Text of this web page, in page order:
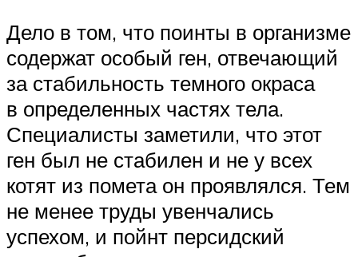
Дело в том, что поинты в организме
содержат особый ген, отвечающий
за стабильность темного окраса
в определенных частях тела.
Специалисты заметили, что этот
ген был не стабилен и не у всех
котят из помета он проявлялся. Тем
не менее труды увенчались
успехом, и пойнт персидский